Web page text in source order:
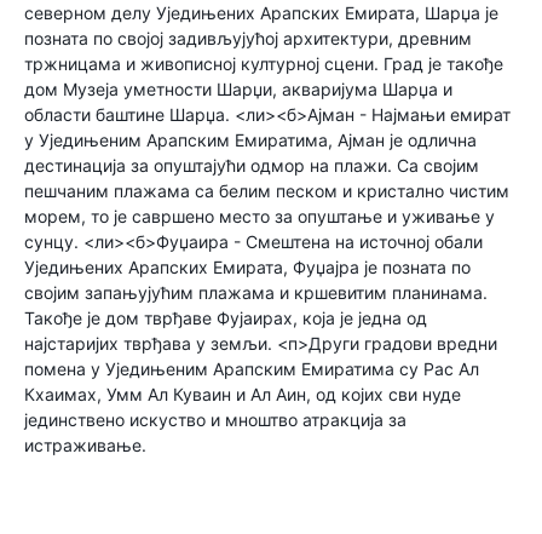
северном делу Уједињених Арапских Емирата, Шарџа је
позната по својој задивљујућој архитектури, древним
тржницама и живописној културној сцени. Град је такође
дом Музеја уметности Шарџи, акваријума Шарџа и
области баштине Шарџа. <ли><б>Ајман - Најмањи емират
у Уједињеним Арапским Емиратима, Ајман је одлична
дестинација за опуштајући одмор на плажи. Са својим
пешчаним плажама са белим песком и кристално чистим
морем, то је савршено место за опуштање и уживање у
сунцу. <ли><б>Фуџаира - Смештена на источној обали
Уједињених Арапских Емирата, Фуџајра је позната по
својим запањујућим плажама и кршевитим планинама.
Такође је дом тврђаве Фујаирах, која је једна од
најстаријих тврђава у земљи. <п>Други градови вредни
помена у Уједињеним Арапским Емиратима су Рас Ал
Кхаимах, Умм Ал Куваин и Ал Аин, од којих сви нуде
јединствено искуство и мноштво атракција за
истраживање.